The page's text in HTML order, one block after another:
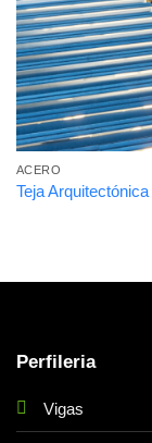
ACERO
Teja Arquitectónica
Perfileria
Vigas